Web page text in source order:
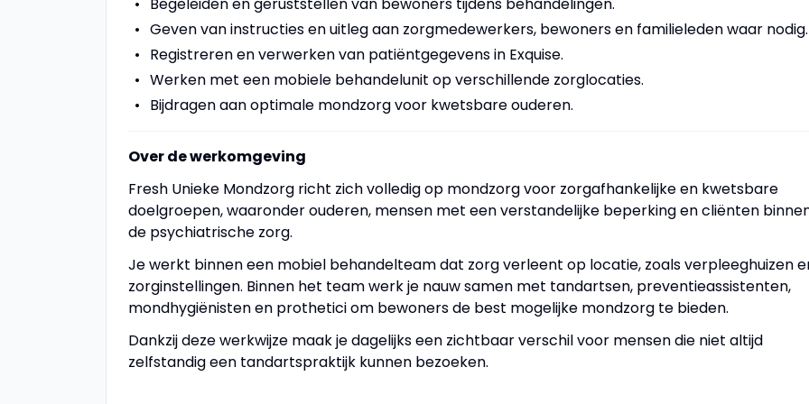
Geven van instructies en uitleg aan zorgmedewerkers, bewoners en familieleden waar nodig.
Registreren en verwerken van patiëntgegevens in Exquise.
Werken met een mobiele behandelunit op verschillende zorglocaties.
Bijdragen aan optimale mondzorg voor kwetsbare ouderen.
Over de werkomgeving
Fresh Unieke Mondzorg richt zich volledig op mondzorg voor zorgafhankelijke en kwetsbare
doelgroepen, waaronder ouderen, mensen met een verstandelijke beperking en cliënten
de psychiatrische zorg.
Je werkt binnen een mobiel behandelteam dat zorg verleent op locatie, zoals verpleeghuizen
zorginstellingen. Binnen het team werk je nauw samen met tandartsen, preventieassistenten,
mondhygiënisten en prothetici om bewoners de best mogelijke mondzorg te bieden.
Dankzij deze werkwijze maak je dagelijks een zichtbaar verschil voor mensen die niet altijd
zelfstandig een tandartspraktijk kunnen bezoeken.